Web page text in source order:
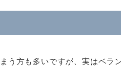
う方も多いですが、実はベラ